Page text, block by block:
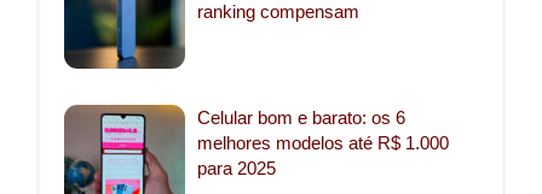
ranking compensam
Celular bom e barato: os 6
melhores modelos até R$ 1.000
para 2025